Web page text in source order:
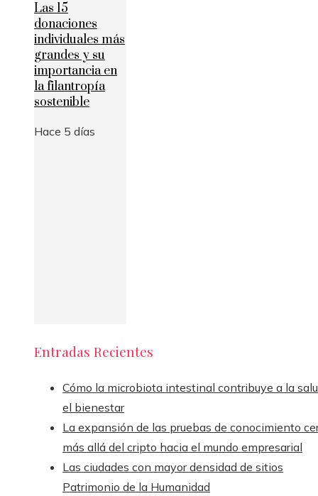
Las 15
donaciones
individuales más
grandes y su
importancia en
la filantropía
sostenible
Hace 5 días
Entradas Recientes
Cómo la microbiota intestinal contribuye a la
el bienestar
La expansión de las pruebas de conocimiento
más allá del cripto hacia el mundo empresarial
Las ciudades con mayor densidad de sitios
Patrimonio de la Humanidad